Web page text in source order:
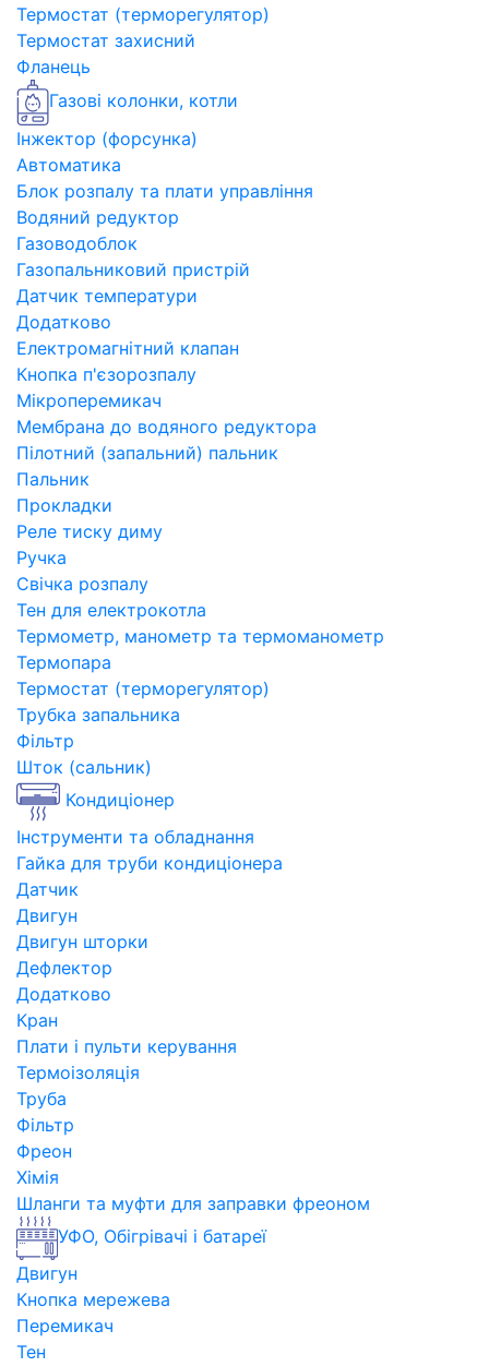
Термостат (терморегулятор)
Термостат захисний
Фланець
Газові колонки, котли
Інжектор (форсунка)
Автоматика
Блок розпалу та плати управління
Водяний редуктор
Газоводоблок
Газопальниковий пристрій
Датчик температури
Додатково
Електромагнітний клапан
Кнопка п'єзорозпалу
Мікроперемикач
Мембрана до водяного редуктора
Пілотний (запальний) пальник
Пальник
Прокладки
Реле тиску диму
Ручка
Свічка розпалу
Тен для електрокотла
Термометр, манометр та термоманометр
Термопара
Термостат (терморегулятор)
Трубка запальника
Фільтр
Шток (сальник)
Кондиціонер
Інструменти та обладнання
Гайка для труби кондиціонера
Датчик
Двигун
Двигун шторки
Дефлектор
Додатково
Кран
Плати і пульти керування
Термоізоляція
Труба
Фільтр
Фреон
Хімія
Шланги та муфти для заправки фреоном
УФО, Обігрівачі і батареї
Двигун
Кнопка мережева
Перемикач
Тен